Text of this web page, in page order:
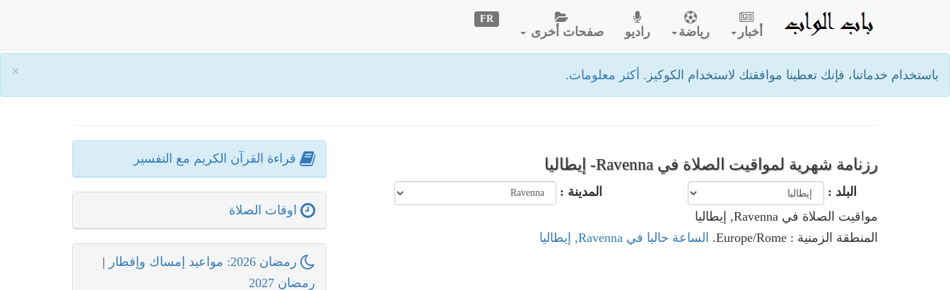
× باستخدام خدماتنا، فإنك تعطينا موافقتك لاستخدام الكوكيز. أكثر معلومات.
أخبار رياضة راديو صفحات أخرى
FR
رزنامة شهرية لمواقيت الصلاة في Ravenna- إيطاليا
البلد :
المدينة :
مواقيت الصلاة في Ravenna, إيطاليا
المنطقة الزمنية : Europe/Rome.
الساعة حاليا في Ravenna, إيطاليا
قراءة القرآن الكريم مع التفسير
اوقات الصلاة
رمضان 2026: مواعيد إمساك وإفطار
|
رمضان 2027